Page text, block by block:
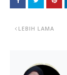
LEBIH LAMA